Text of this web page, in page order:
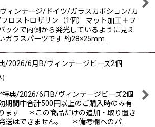
ィンテージ/ドイツ/ガラスカボション/カ
フロストロザリン（1個） マット加工＋フ
ックで内側から発光しているように見え
ガラスパーツです 約28×25mm…
/2026/6月B/ヴィンテージビーズ2個
)
典/2026/6月B/ヴィンテージビーズ2個
期間中合計500円以上のご購入時のみ有
ます ＊この商品だけの追加・取り置き
送はできません。 ＊備考欄へのパ…